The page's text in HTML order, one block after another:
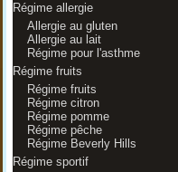
Régime allergie
Allergie au gluten
Allergie au lait
Régime pour l'asthme
Régime fruits
Régime fruits
Régime citron
Régime pomme
Régime pêche
Régime Beverly Hills
Régime sportif